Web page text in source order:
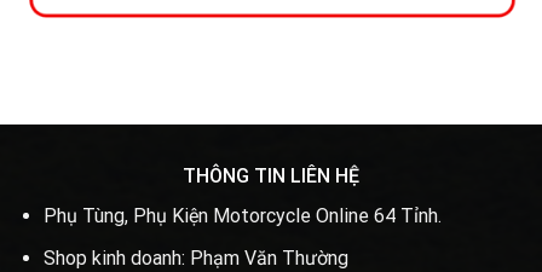
THÔNG TIN LIÊN HỆ
Phụ Tùng, Phụ Kiện Motorcycle Online 64 Tỉnh.
Shop kinh doanh: Phạm Văn Thường